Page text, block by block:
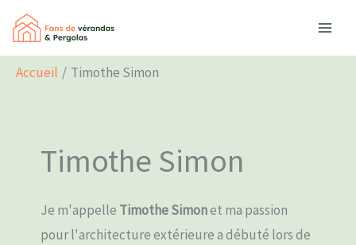
Aller
contenu
Accueil Timothe Simon
Timothe Simon
Je m'appelle Timothe Simonet ma passion
pour l'architecture extérieure a débuté lors de